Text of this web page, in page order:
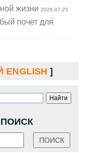
жизни2026-07-25
почет для
ENGLISH ]